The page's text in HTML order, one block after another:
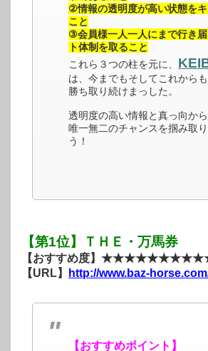
②情報の透明度が高い状態を
こと
③会員様一人一人にまで行き
ト体制を取ること
これら３つの柱を元に、
は、今までもそしてこれから
勝ち取り続けまっした。
透明度の高い情報と真っ向か
唯一無二のチャンスを掴み取
う！
【第1位】ＴＨＥ・万馬券
【おすすめ度】
【URL】
http://www.baz-
【おすすめポイント】